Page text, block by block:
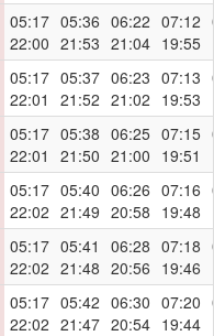
05:17
22:00
05:36
21:53
06:22
21:04
07:12
19:55
05:17
22:01
05:37
21:52
06:23
21:02
07:13
19:53
05:17
22:01
05:38
21:50
06:25
21:00
07:15
19:51
05:17
22:02
05:40
21:49
06:26
20:58
07:16
19:48
05:17
22:02
05:41
21:48
06:28
20:56
07:18
19:46
05:17
22:02
05:42
21:47
06:30
20:54
07:20
19:44